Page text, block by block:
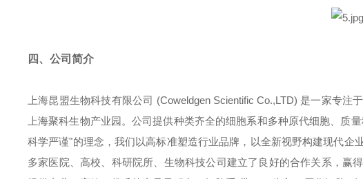
四、公司简介
上海昆盟生物科技有限公司 (Coweldgen Scientific Co.,LTD) 是一家专
上海聚科生物产业园。公司提供种类齐全的细胞系和多种原代细胞、质
科学严谨"的理念，我们以高标准塑造行业品牌，以全新视野构建现代
多家医院、高校、科研院所、生物科技公司建立了良好的合作关系，赢